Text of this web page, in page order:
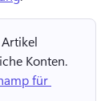
für